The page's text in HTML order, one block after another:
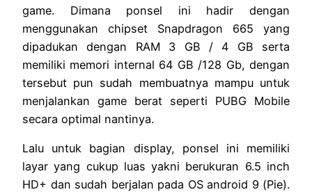
game. Dimana ponsel ini hadir dengan
menggunakan chipset Snapdragon 665 yang
dipadukan dengan RAM 3 GB / 4 GB serta
memiliki memori internal 64 GB /128 Gb, dengan
tersebut pun sudah membuatnya mampu untuk
menjalankan game berat seperti PUBG Mobile
secara optimal nantinya.
Lalu untuk bagian display, ponsel ini memiliki
layar yang cukup luas yakni berukuran 6.5 inch
HD+ dan sudah berjalan pada OS android 9 (Pie).